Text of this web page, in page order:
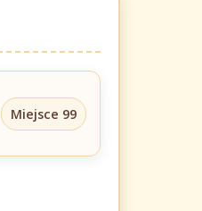
Miejsce 99